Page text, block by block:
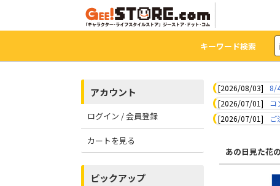
キーワード検索
アカウント
ログイン / 会員登録
カートを見る
ピックアップ
[2026/08/03]
8/
[2026/07/01]
コ
[2026/07/01]
ご
あの日見た花